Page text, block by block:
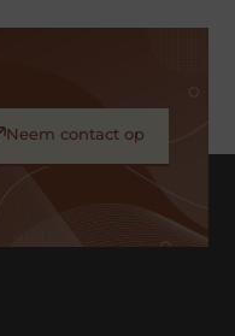
Neem contact op